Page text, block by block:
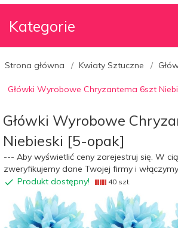
Kategorie
Strona główna Kwiaty Sztuczne
Główki Wyrobowe Chryzantema 6szt
Główki Wyrobowe
Niebieski [5-opak]
--- Aby wyświetlić ceny zarejestruj się. W
zweryfikujemy dane Twojej firmy i
Produkt dostępny!
40 szt.